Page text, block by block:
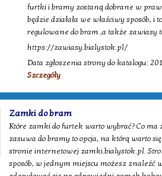
furtki i bramy zostaną dobrane w
będzie działała we właściwy sposób,
regulowane do bram ,a także zawiasy
https://zawiasy.bialystok.pl/
Data zgłoszenia strony do katalogu:
Szczegóły
Zamki do bram
Które zamki do furtek warto wybrać? Co
zasuwa do bramy to opcja, na którą warto
stronie internetowej zamki.bialystok.pl.
sposób, w jednym miejscu możesz